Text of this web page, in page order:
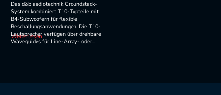
Das d&b audiotechnik Groundstack-
System kombiniert T10-Topteile mit
B4-Subwoofern für flexible
Beschallungsanwendungen. Die T10-
Lautsprecher verfügen über drehbare
Waveguides für Line-Array- oder...
Weiterlesen